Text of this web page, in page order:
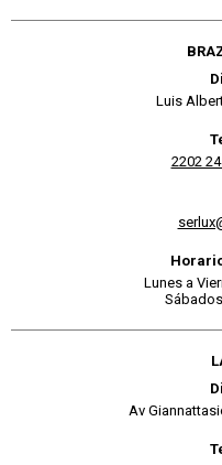
Luis
2202
Lunes a
Av